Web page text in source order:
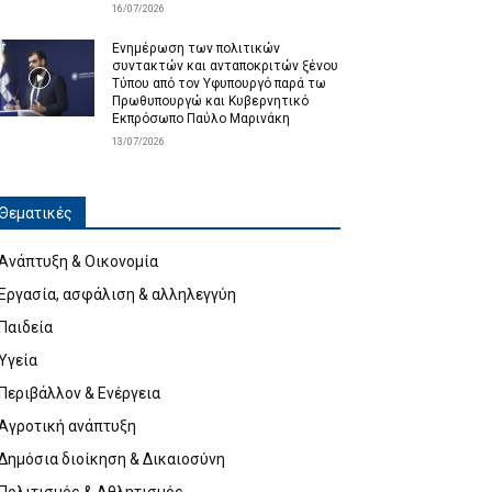
16/07/2026
Ενημέρωση των πολιτικών
συντακτών και ανταποκριτών ξένου
Τύπου από τον Υφυπουργό παρά τω
Πρωθυπουργώ και Κυβερνητικό
Εκπρόσωπο Παύλο Μαρινάκη
13/07/2026
& Οικονομία
ασφάλιση & αλληλεγγύη
& Ενέργεια
ανάπτυξη
διοίκηση & Δικαιοσύνη